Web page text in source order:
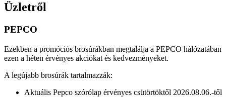
Üzletről
PEPCO
Ezekben a promóciós brosúrákban megtalálja a PEPCO hálózatában
ezen a héten érvényes akciókat és kedvezményeket.
A legújabb brosúrák tartalmazzák:
Aktuális Pepco szórólap érvényes csütörtöktől 2026.08.06.-től